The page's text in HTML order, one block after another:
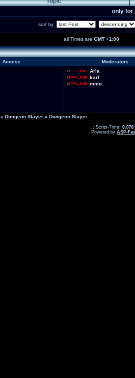
only for
sort by
all Times are GMT +1:00
Access
Moderators
Aria
karl
mmo
» Dungeon Slayer » Dungeon Slayer
.: Script-Time: 0.078
Powered by ASP-